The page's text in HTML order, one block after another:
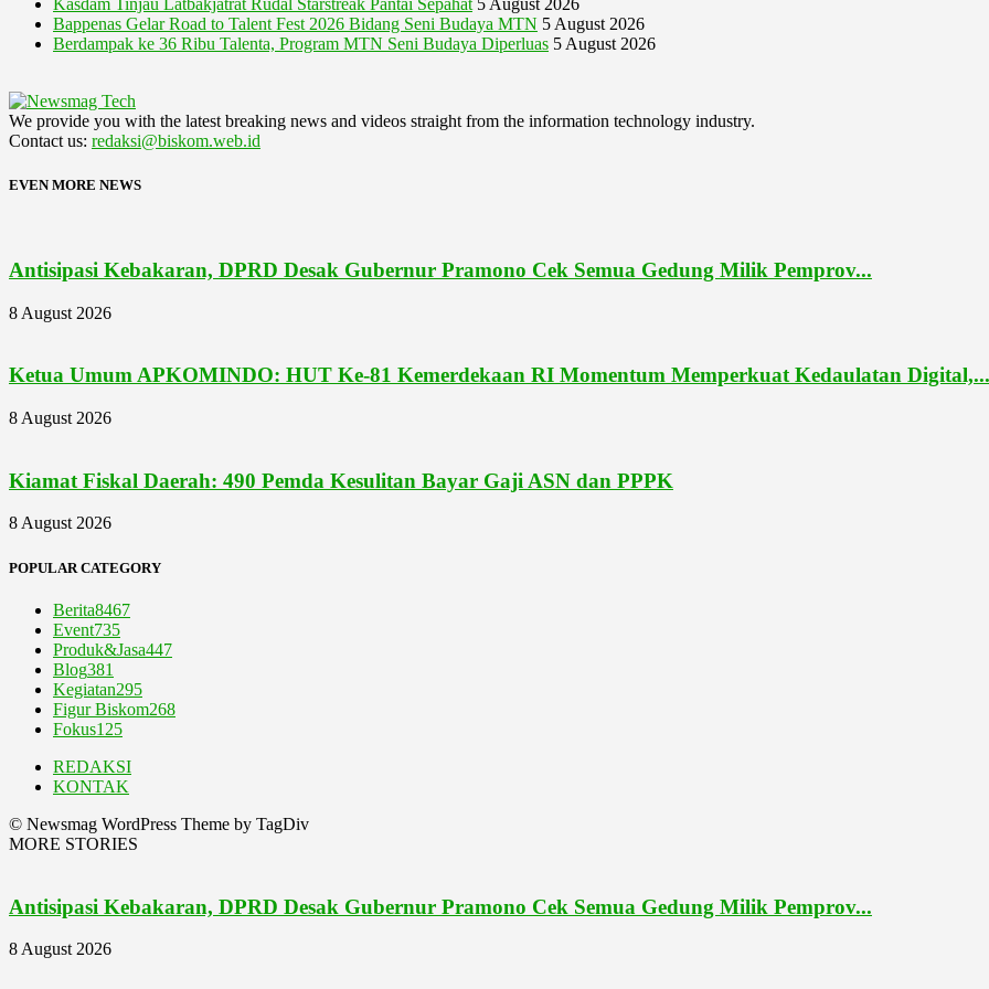
Bappenas Gelar Road to Talent Fest 2026 Bidang Seni Budaya MTN 5 August 2026
Berdampak ke 36 Ribu Talenta, Program MTN Seni Budaya Diperluas 5 August 2026
We provide you with the latest breaking news and videos straight from the information technology industry.
Contact us: redaksi@biskom.web.id
EVEN MORE NEWS
Antisipasi Kebakaran, DPRD Desak Gubernur Pramono Cek Semua Gedung Milik Pemprov...
8 August 2026
Ketua Umum APKOMINDO: HUT Ke-81 Kemerdekaan RI Momentum Memperkuat Kedaulatan Digital,...
8 August 2026
Kiamat Fiskal Daerah: 490 Pemda Kesulitan Bayar Gaji ASN dan PPPK
8 August 2026
POPULAR CATEGORY
Berita8467
Event735
Produk&Jasa447
Blog381
Kegiatan295
Figur Biskom268
Fokus125
REDAKSI
KONTAK
© Newsmag WordPress Theme by TagDiv
MORE STORIES
Antisipasi Kebakaran, DPRD Desak Gubernur Pramono Cek Semua Gedung Milik Pemprov...
8 August 2026